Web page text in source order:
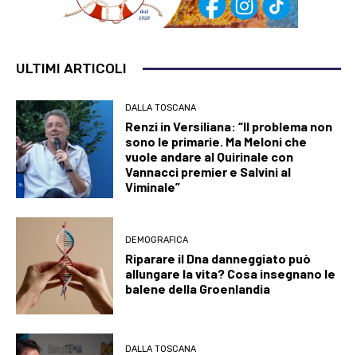
ULTIMI ARTICOLI
DALLA TOSCANA
Renzi in Versiliana: “Il problema non
sono le primarie. Ma Meloni che
vuole andare al Quirinale con
Vannacci premier e Salvini al
Viminale”
DEMOGRAFICA
Riparare il Dna danneggiato può
allungare la vita? Cosa insegnano le
balene della Groenlandia
DALLA TOSCANA